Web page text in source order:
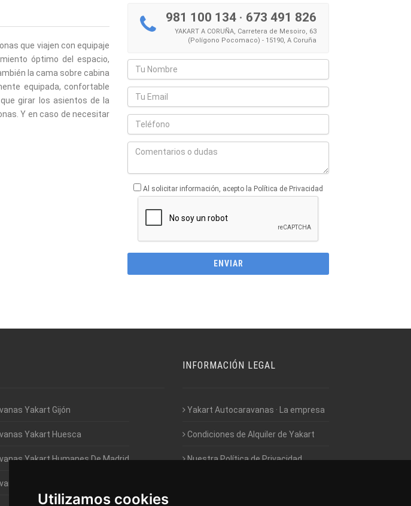
Utilizamos cookies
que viajen con equipaje
óptimo del espacio,
la cama sobre cabina
equipada, confortable
girar los asientos de la
Y en caso de necesitar
981 100 134· 673 491 826
YAKART A CORUÑA, Carretera de Mesoiro, 63
(Polígono Pocomaco) - 15190, A Coruña
Al solicitar información, acepto la Política de Privacidad
Yakart Gijón
Yakart Huesca
Yakart Humanes De Madrid
Yakart Jaén
INFORMACIÓN LEGAL
Yakart Autocaravanas · La empresa
Condiciones de Alquiler de Yakart
Nuestra Política de Privacidad